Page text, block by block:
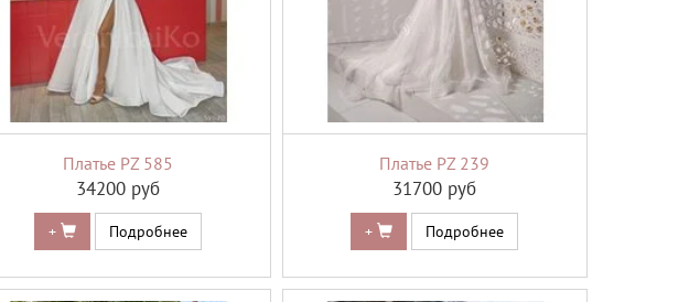
Платье PZ 585
34200 руб
+ Подробнее
Платье PZ 239
31700 руб
+ Подробнее